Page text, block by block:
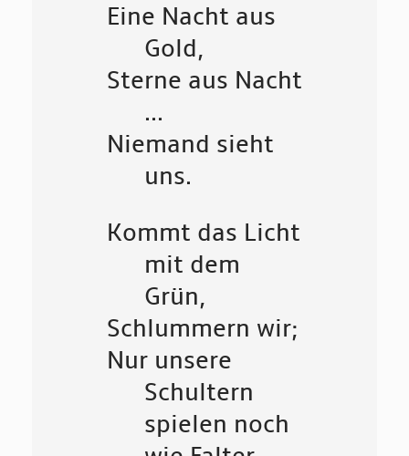
Eine Nacht aus
Gold,
Sterne aus Nacht
...
Niemand sieht
uns.
Kommt das Licht
mit dem
Grün,
Schlummern wir;
Nur unsere
Schultern
spielen noch